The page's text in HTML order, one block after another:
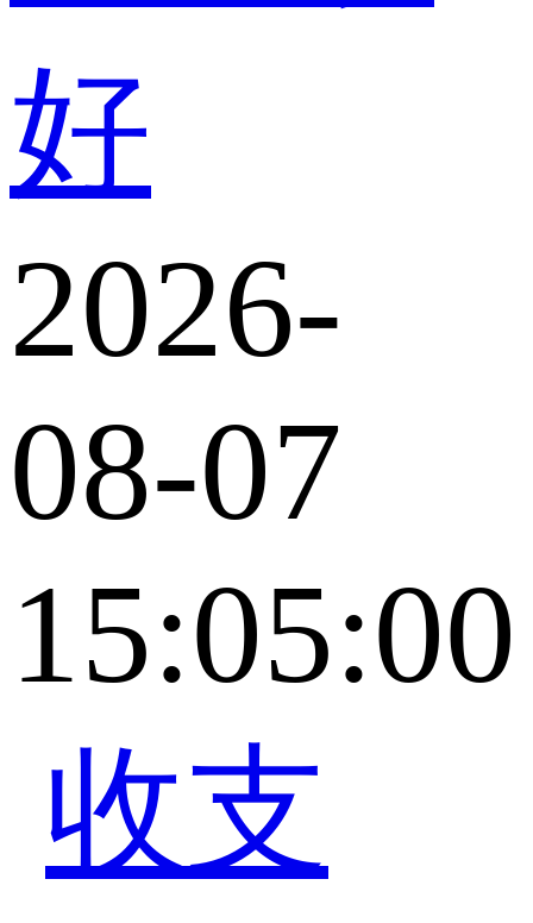
好
2026-
08-07
15:05:00
收支